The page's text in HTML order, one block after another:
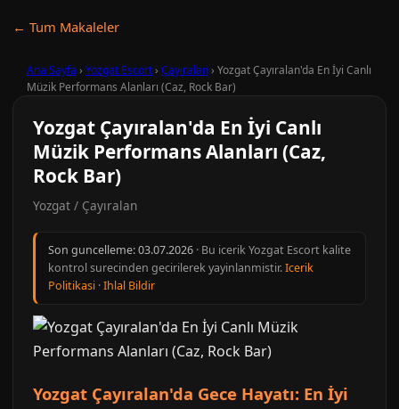
← Tum Makaleler
Ana Sayfa › Yozgat Escort› Çayıralan› Yozgat Çayıralan'da En İyi Canlı
Müzik Performans Alanları (Caz, Rock Bar)
Yozgat Çayıralan'da En İyi Canlı
Müzik Performans Alanları (Caz,
Rock Bar)
Yozgat / Çayıralan
Son guncelleme:03.07.2026 · Bu icerik Yozgat Escort kalite
kontrol surecinden gecirilerek yayinlanmistir.Icerik
Politikasi ·Ihlal Bildir
Yozgat Çayıralan'da Gece Hayatı: En İyi